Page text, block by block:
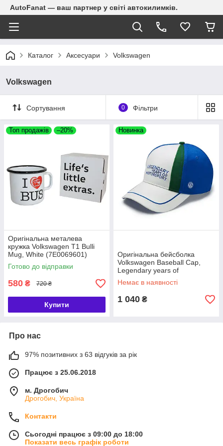
AutoFanat — ваш партнер у світі автокилимків.
Каталог Аксесуари Volkswagen
Volkswagen
Сортування 0 Фільтри
Топ продажів –20%
Оригінальна металева
кружка Volkswagen T1 Bulli
Mug, White (7E0069601)
Готово до відправки
580 ₴ 720 ₴
Купити
Новинка
Оригінальна бейсболка
Volkswagen Baseball Cap,
Legendary years of
Motorsport, Blue/Green/White
(5NG084300B)
Немає в наявності
1 040 ₴
Про нас
97% позитивних з 63 відгуків за рік
Працює з 25.06.2018
м. Дрогобич
Дрогобич, Україна
Контакти
Сьогодні працює з 09:00 до 18:00
Показати весь графік роботи